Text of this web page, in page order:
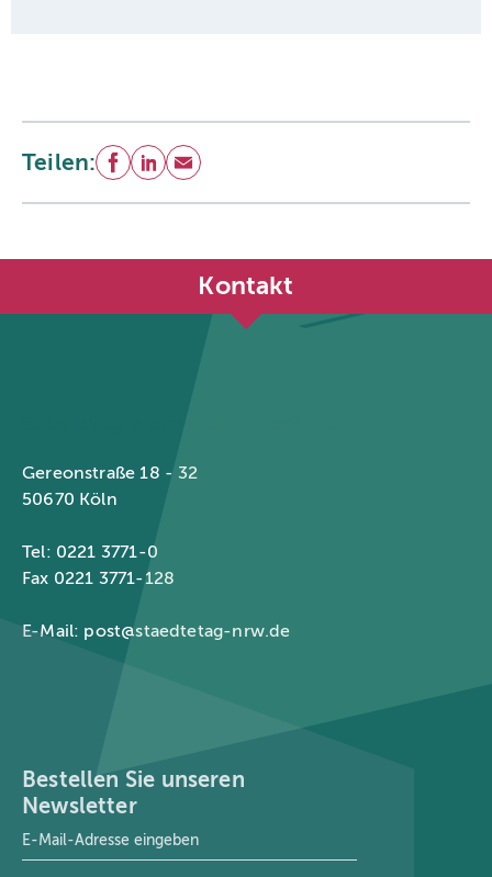
Teilen: Facebook
LinkedIn
E-Mail
Kontakt
Gereonstraße 18 - 32
50670 Köln
Tel: 0221 3771-0
Fax 0221 3771-128
E-Mail: post@staedtetag-nrw.de
Bestellen Sie unseren
Newsletter
E-Mail-Adresse